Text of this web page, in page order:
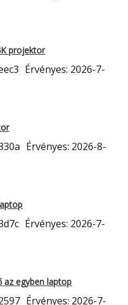
projektor
Érvényes: 2026-7-
Érvényes: 2026-8-
Érvényes: 2026-7-
az egyben laptop
Érvényes: 2026-7-